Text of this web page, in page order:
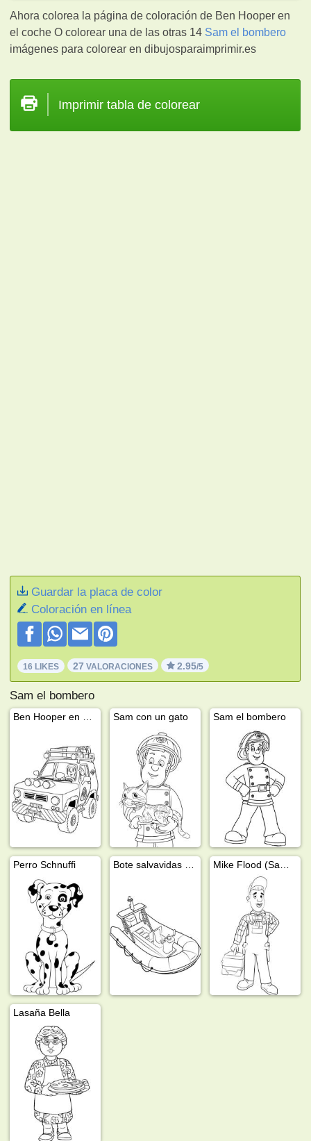
Ahora colorea la página de coloración de Ben Hooper en
el coche O colorear una de las otras 14 Sam el bombero
imágenes para colorear en dibujosparaimprimir.es
Imprimir tabla de colorear
Guardar la placa de color
Coloración en línea
16 LIKES 27 VALORACIONES 2.95/5
Sam el bombero
Sam con un gato Sam el bombero
Perro Schnuffi
Lasaña Bella